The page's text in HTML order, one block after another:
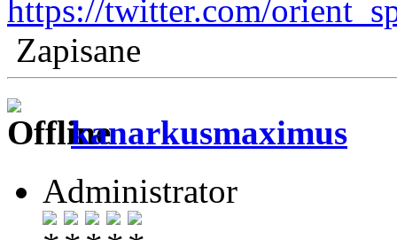
https://twitter.com/
Zapisane
kanarkusmaximus
Administrator